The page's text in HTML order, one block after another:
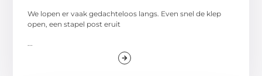
We lopen er vaak gedachteloos langs. Even snel de klep
open, een stapel post eruit